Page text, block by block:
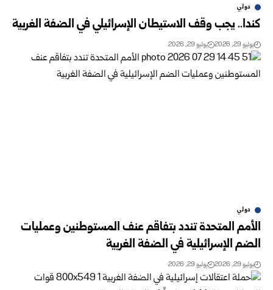
دولي
كندا.. يجب وقف الاستيطان الإسرائيلي في الضفة الغربية
يوليو 29, 2026 يوليو 29, 2026
دولي
الأمم المتحدة تندد بتفاقم عنف المستوطنين وعمليات
الضم الإسرائيلية في الضفة الغربية
يوليو 29, 2026 يوليو 29, 2026